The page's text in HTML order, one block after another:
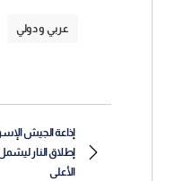
عربي و دولي
إذاعة الجيش
إطلاق النار
الأعلى